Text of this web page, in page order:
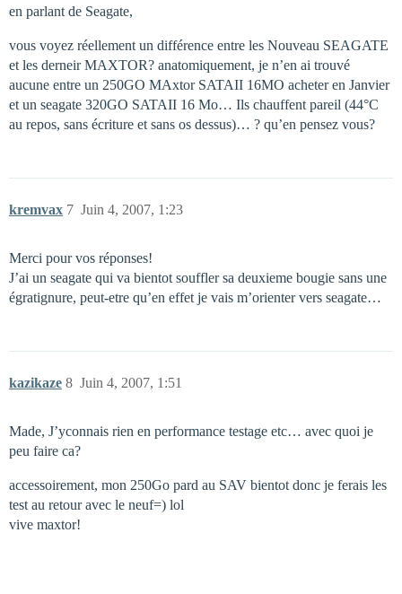
en parlant de Seagate,
vous voyez réellement un différence entre les Nouveau SEAGATE
et les derneir MAXTOR? anatomiquement, je n’en ai trouvé
aucune entre un 250GO MAxtor SATAII 16MO acheter en Janvier
et un seagate 320GO SATAII 16 Mo… Ils chauffent pareil (44°C
au repos, sans écriture et sans os dessus)… ? qu’en pensez vous?
kremvax Juin 4, 2007, 1:23
7
Merci pour vos réponses!
J’ai un seagate qui va bientot souffler sa deuxieme bougie sans une
égratignure, peut-etre qu’en effet je vais m’orienter vers seagate…
kazikaze Juin 4, 2007, 1:51
8
Made, J’yconnais rien en performance testage etc… avec quoi je
peu faire ca?
accessoirement, mon 250Go pard au SAV bientot donc je ferais les
test au retour avec le neuf=) lol
vive maxtor!